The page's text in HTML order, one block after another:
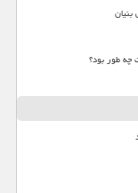
چه طور بود؟